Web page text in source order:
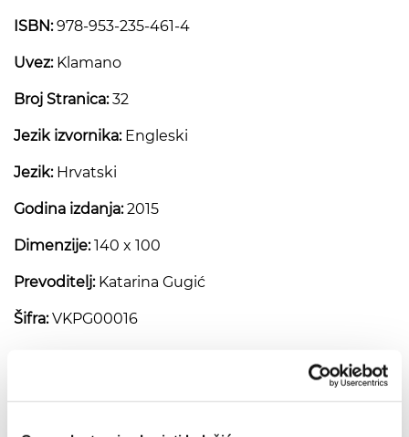
ISBN:978-953-235-461-4
Uvez:Klamano
Broj Stranica:32
Jezik izvornika:Engleski
Jezik:Hrvatski
Godina izdanja:2015
Dimenzije:140 x 100
Prevoditelj:Katarina Gugić
Šifra:VKPG00016
Devetnica u vrijeme kada
oplakujemo voljenu osobu